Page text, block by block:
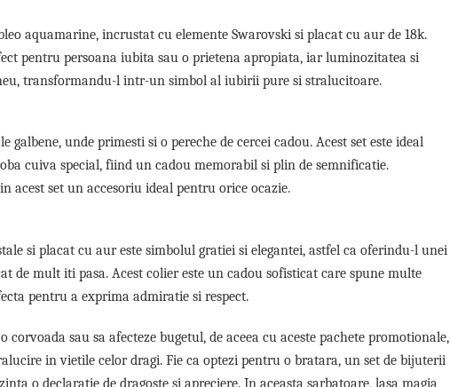
aquamarine, incrustat cu elemente Swarovski si placat cu aur de 18k.
pentru persoana iubita sau o prietena apropiata, iar luminozitatea si
transformandu-l intr-un simbol al iubirii pure si stralucitoare.
unde primesti si o pereche de cercei cadou. Acest set este ideal
cuiva special, fiind un cadou memorabil si plin de semnificatie.
acest set un accesoriu ideal pentru orice ocazie.
si placat cu aur este simbolul gratiei si elegantei, astfel ca oferindu-l unei
de mult iti pasa. Acest colier este un cadou sofisticat care spune multe
pentru a exprima admiratie si respect.
sau sa afecteze bugetul, de aceea cu aceste pachete promotionale,
in vietile celor dragi. Fie ca optezi pentru o bratara, un set de bijuterii
o declaratie de dragoste si apreciere. In aceasta sarbatoare, lasa magia